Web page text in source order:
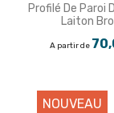
Profilé De Paroi
Laiton
A partir de
NOUVEAU